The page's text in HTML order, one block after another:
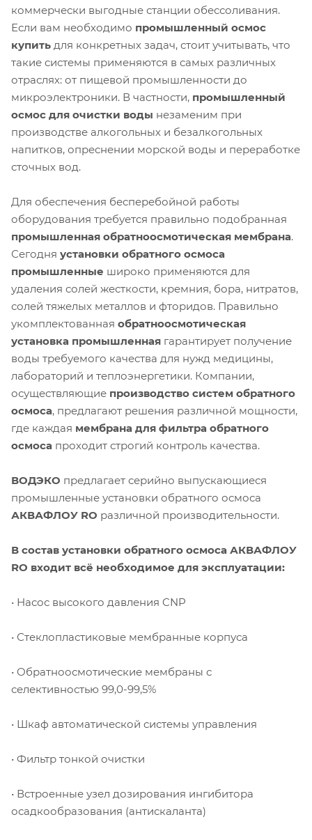
коммерчески выгодные станции обессоливания.
Если вам необходимо промышленный осмос
купить для конкретных задач, стоит учитывать, что
такие системы применяются в самых различных
отраслях: от пищевой промышленности до
микроэлектроники. В частности, промышленный
осмос для очистки воды незаменим при
производстве алкогольных и безалкогольных
напитков, опреснении морской воды и переработке
сточных вод.
Для обеспечения бесперебойной работы
оборудования требуется правильно подобранная
промышленная обратноосмотическая мембрана.
Сегодня установки обратного осмоса
промышленные широко применяются для
удаления солей жесткости, кремния, бора, нитратов,
солей тяжелых металлов и фторидов. Правильно
укомплектованная обратноосмотическая
установка промышленная гарантирует получение
воды требуемого качества для нужд медицины,
лабораторий и теплоэнергетики. Компании,
осуществляющие производство систем обратного
осмоса, предлагают решения различной мощности,
где каждая мембрана для фильтра обратного
осмоса проходит строгий контроль качества.
ВОДЭКО предлагает серийно выпускающиеся
промышленные установки обратного осмоса
АКВАФЛОУ RO различной производительности.
В состав установки обратного осмоса АКВАФЛОУ
RO входит всё необходимое для эксплуатации:
• Насос высокого давления CNP
• Стеклопластиковые мембранные корпуса
• Обратноосмотические мембраны с
селективностью 99,0-99,5%
• Шкаф автоматической системы управления
• Фильтр тонкой очистки
• Встроенные узел дозирования ингибитора
осадкообразования (антискаланта)